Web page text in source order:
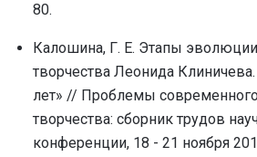
80.
Калошина, Г. Е. Этапы
творчества Леонида
лет» // Проблемы
творчества: сборник трудов
конференции, 18 - 21 ноября